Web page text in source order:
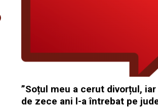
”Soțul meu a cerut divorțul,
de zece ani l-a întrebat pe